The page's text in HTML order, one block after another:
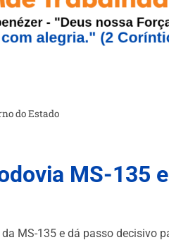
do Estado
MS-135
MS-135 e dá passo decisivo